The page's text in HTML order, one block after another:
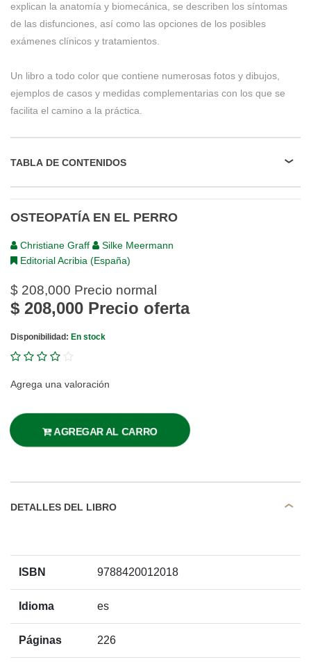
explican la anatomía y biomecánica, se describen los síntomas
de las disfunciones, así como las opciones de los posibles
exámenes clínicos y tratamientos.
Un libro a todo color que contiene numerosas fotos y dibujos,
ejemplos de casos y medidas complementarias con los que se
facilita el camino a la práctica.
TABLA DE CONTENIDOS
OSTEOPATÍA EN EL PERRO
Christiane Graff
Silke Meermann
Editorial Acribia (España)
$ 208,000 Precio normal
$ 208,000 Precio oferta
Disponibilidad: En stock
Agrega una valoración
AGREGAR AL CARRO
DETALLES DEL LIBRO
ISBN 9788420012018
Idioma es
Páginas 226